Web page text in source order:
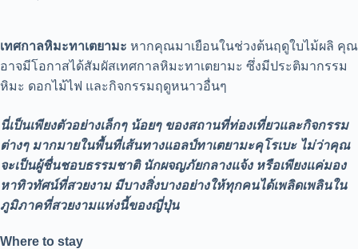
เทศกาลหิมะทาเตยามะ หากคุณมาเยือนในช่วงต้นฤดูใบไม้ผลิ คุณ
อาจมีโอกาสได้สัมผัสเทศกาลหิมะทาเตยามะ ซึ่งมีประติมากรรม
หิมะ ดอกไม้ไฟ และกิจกรรมฤดูหนาวอื่นๆ
นี่เป็นเพียงตัวอย่างเล็กๆ น้อยๆ ของสถานที่ท่องเที่ยวและกิจกรรม
ต่างๆ มากมายในพื้นที่เส้นทางแอลป์ทาเตยามะคุโรเบะ ไม่ว่าคุณ
จะเป็นผู้ชื่นชอบธรรมชาติ นักผจญภัยกลางแจ้ง หรือเพียงแค่มอง
หาทิวทัศน์ที่สวยงาม มีบางสิ่งบางอย่างให้ทุกคนได้เพลิดเพลินใน
ภูมิภาคที่สวยงามแห่งนี้ของญี่ปุ่น
Where to stay